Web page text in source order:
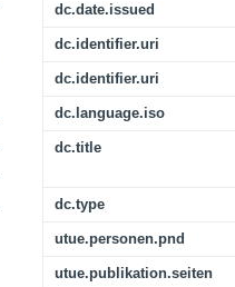
dc.date.issued
dc.identifier.uri
dc.identifier.uri
dc.language.iso
dc.title
dc.type
utue.personen.pnd
utue.publikation.seiten